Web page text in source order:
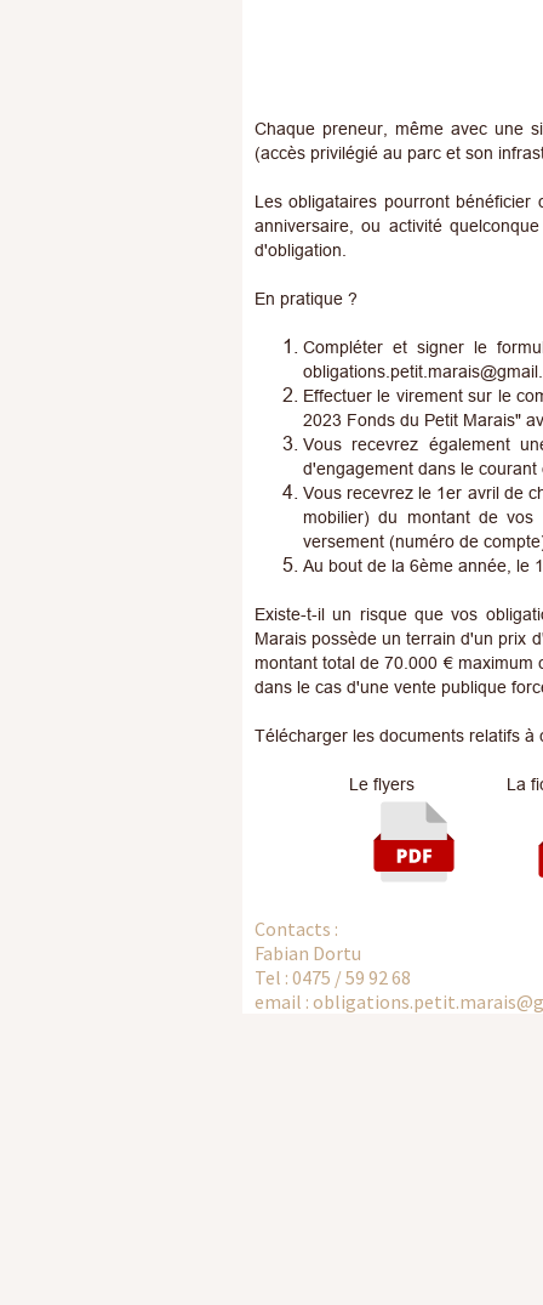
Chaque preneur, même avec une
(accès privilégié au parc et son
Les obligataires pourront
anniversaire, ou activité
d'obligation.
En pratique ?
Compléter et signer le
Effectuer le virement sur le
2023 Fonds du Petit Marais"
Vous recevrez également
d'engagement dans le
Vous recevrez le 1er avril de
mobilier) du montant de vos
versement (numéro de
Au bout de la 6ème année, le
Existe-t-il un risque que vos
Marais possède un terrain d'un prix
montant total de 70.000 €
dans le cas d'une vente publique
Télécharger les documents relatifs à
Le flyers La fiche
(docx à pré-
ou pdf à
Contacts :
Fabian Dortu
Tel : 0475 / 59 92 68
email :